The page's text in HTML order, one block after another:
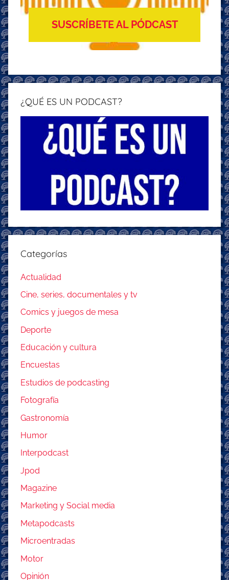
SUSCRÍBETE AL PÓDCAST
¿QUÉ ES UN PODCAST?
Categorías
Actualidad
Cine, series, documentales y tv
Comics y juegos de mesa
Deporte
Educación y cultura
Encuestas
Estudios de podcasting
Fotografía
Gastronomía
Humor
Interpodcast
Jpod
Magazine
Marketing y Social media
Metapodcasts
Microentradas
Motor
Opinión